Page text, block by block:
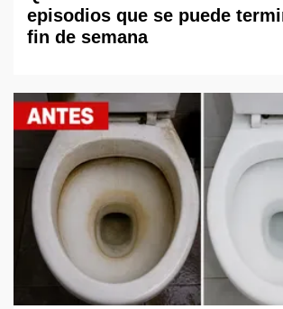
episodios que se puede
fin de semana